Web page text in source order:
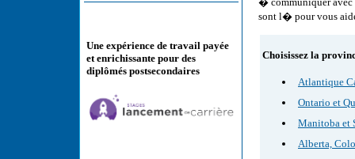
Une expérience de travail payée
et enrichissante pour des
diplômés postsecondaires
sont l� pour vous
Choisissez la
Atlantique
Ontario et
Manitoba et
Alberta,